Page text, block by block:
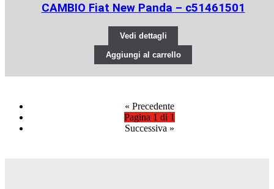
CAMBIO Fiat New Panda – c51461501
Vedi dettagli
Aggiungi al carrello
« Precedente
Pagina 1 di 1
Successiva »